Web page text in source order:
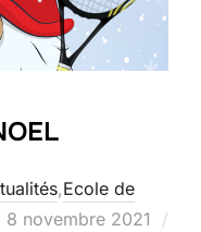
,Ecole de
Publié
8 novembre 2021